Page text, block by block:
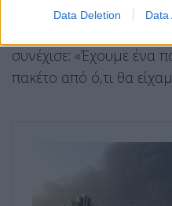
Data Deletion Data
έγκαιρης
συνέχισε: «Έχουμε ένα
πακέτο από ό,τι θα